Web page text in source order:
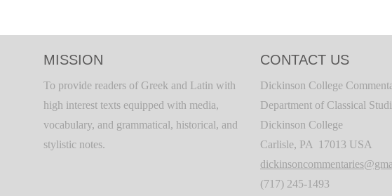
MISSION
To provide readers of Greek and Latin with
high interest texts equipped with media,
vocabulary, and grammatical, historical, and
stylistic notes.
CONTACT US
Dickinson College
Department of Classical
Dickinson College
Carlisle, PA 17013 USA
(717) 245-1493